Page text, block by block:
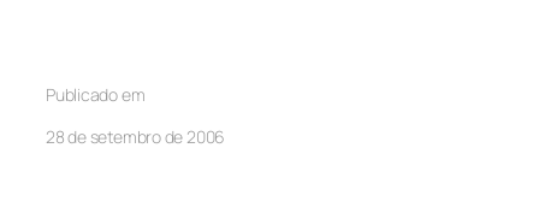
Publicado em
28 de setembro de 2006